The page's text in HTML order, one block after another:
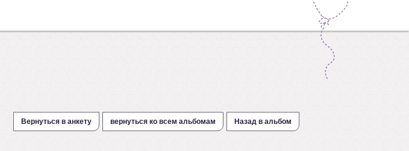
Вернуться в анкету вернуться ко всем альбомам Назад в альбом